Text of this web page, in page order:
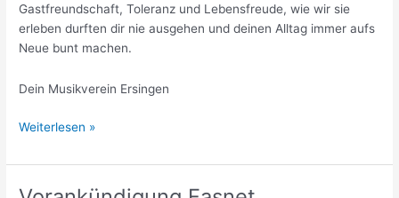
Gastfreundschaft, Toleranz und Lebensfreude, wie wir sie
erleben durften dir nie ausgehen und deinen Alltag immer aufs
Neue bunt machen.
Dein Musikverein Ersingen
Dankeschön!
Weiterlesen »